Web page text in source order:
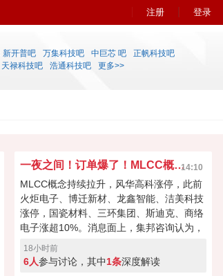
注册 登录
新开普吧 万集科技吧 中巨芯 吧
正帆科技吧
天禄科技吧 浩通科技吧 更多>>
一夜之间！订单爆了！MLCC概念已经无法阻挡？14:10
MLCC概念持续拉升，风华高科涨停，此前
火炬电子、博迁新材、龙鑫智能、洁美科技
涨停，国瓷材料、三环集团、斯迪克、商络
电子涨超10%。消息面上，集邦咨询认为，
村田、三星电机、太阳诱电等三大MLCC龙
头在6月下旬的BB Ratio（订单出货比）分
18小时前
6人参与讨论，其中1条深度解读